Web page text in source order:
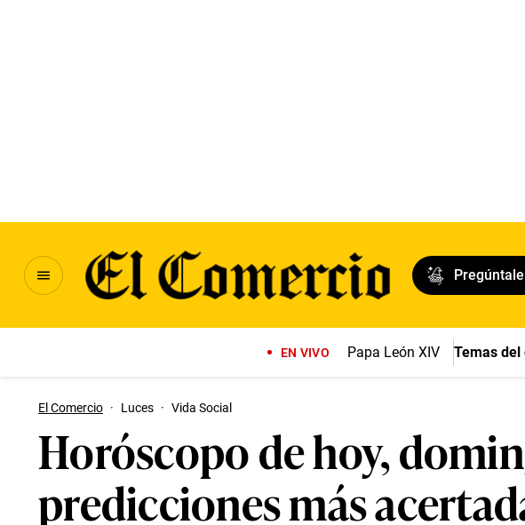
EN VIVO Papa León XIV Temas del
El Comercio · Luces · Vida Social
Horóscopo de hoy,
predicciones más